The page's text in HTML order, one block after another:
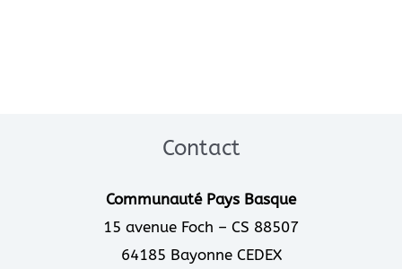
Contact
Communauté Pays Basque
15 avenue Foch – CS 88507
64185 Bayonne CEDEX